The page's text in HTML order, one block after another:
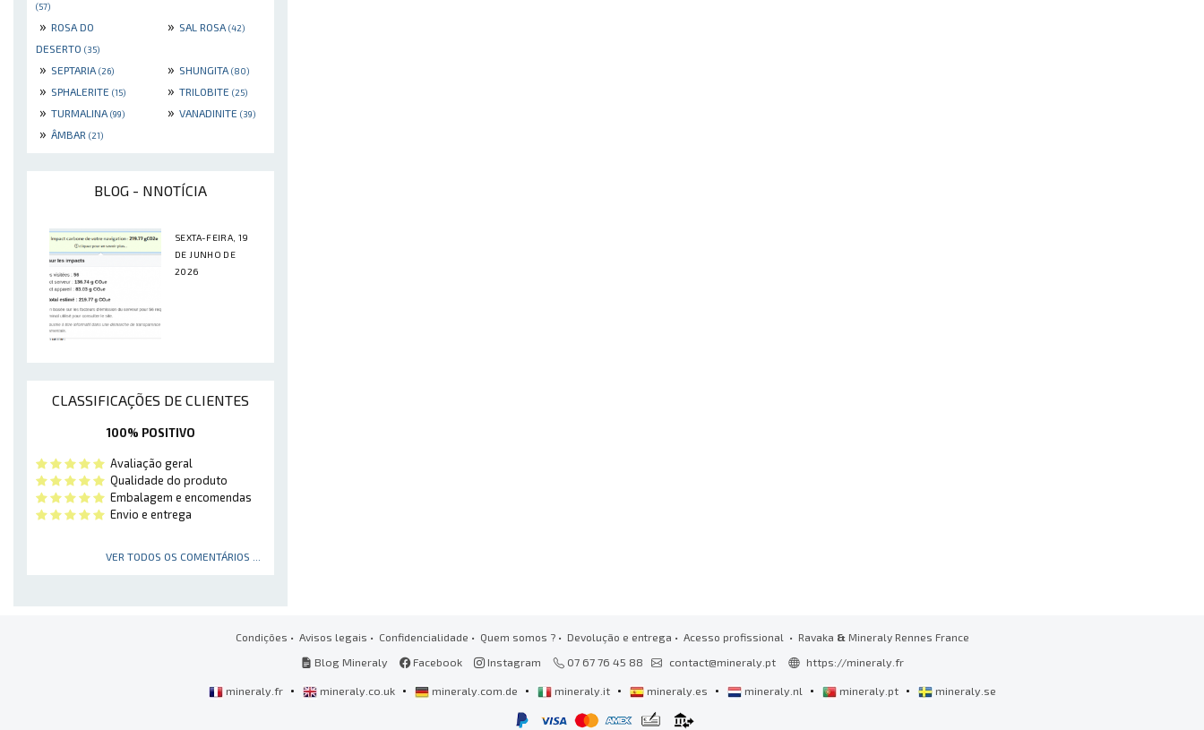
(57)
» ROSA DO
DESERTO (35)
» SAL ROSA (42)
» SEPTARIA (26) » SHUNGITA (80)
» SPHALERITE (15) » TRILOBITE (25)
» TURMALINA (99) » VANADINITE (39)
» ÂMBAR (21)
BLOG - NNOTÍCIA
SEXTA-FEIRA, 19
DE JUNHO DE
2026
CLASSIFICAÇÕES DE CLIENTES
100% POSITIVO
Avaliação geral
Qualidade do produto
Embalagem e encomendas
Envio e entrega
VER TODOS OS COMENTÁRIOS ...
Condições • Avisos legais • Confidencialidade • Quem somos ?• Devolução e entrega • Acesso profissional • Ravaka & Mineraly Rennes France
Blog Mineraly
Facebook Instagram 07 67 76 45 88 contact@mineraly.pt https://mineraly.fr
mineraly.fr • mineraly.co.uk • mineraly.com.de • mineraly.it • mineraly.es • mineraly.nl • mineraly.pt • mineraly.se